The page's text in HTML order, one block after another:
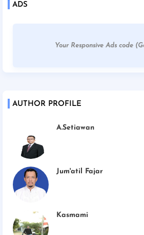
ADS
Your Responsive Ads code
AUTHOR PROFILE
A.Setiawan
Jum'atil Fajar
Kasmami